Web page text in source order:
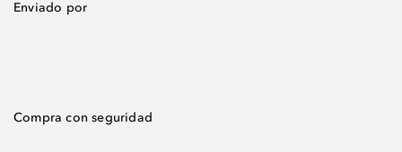
Enviado por
Compra con seguridad